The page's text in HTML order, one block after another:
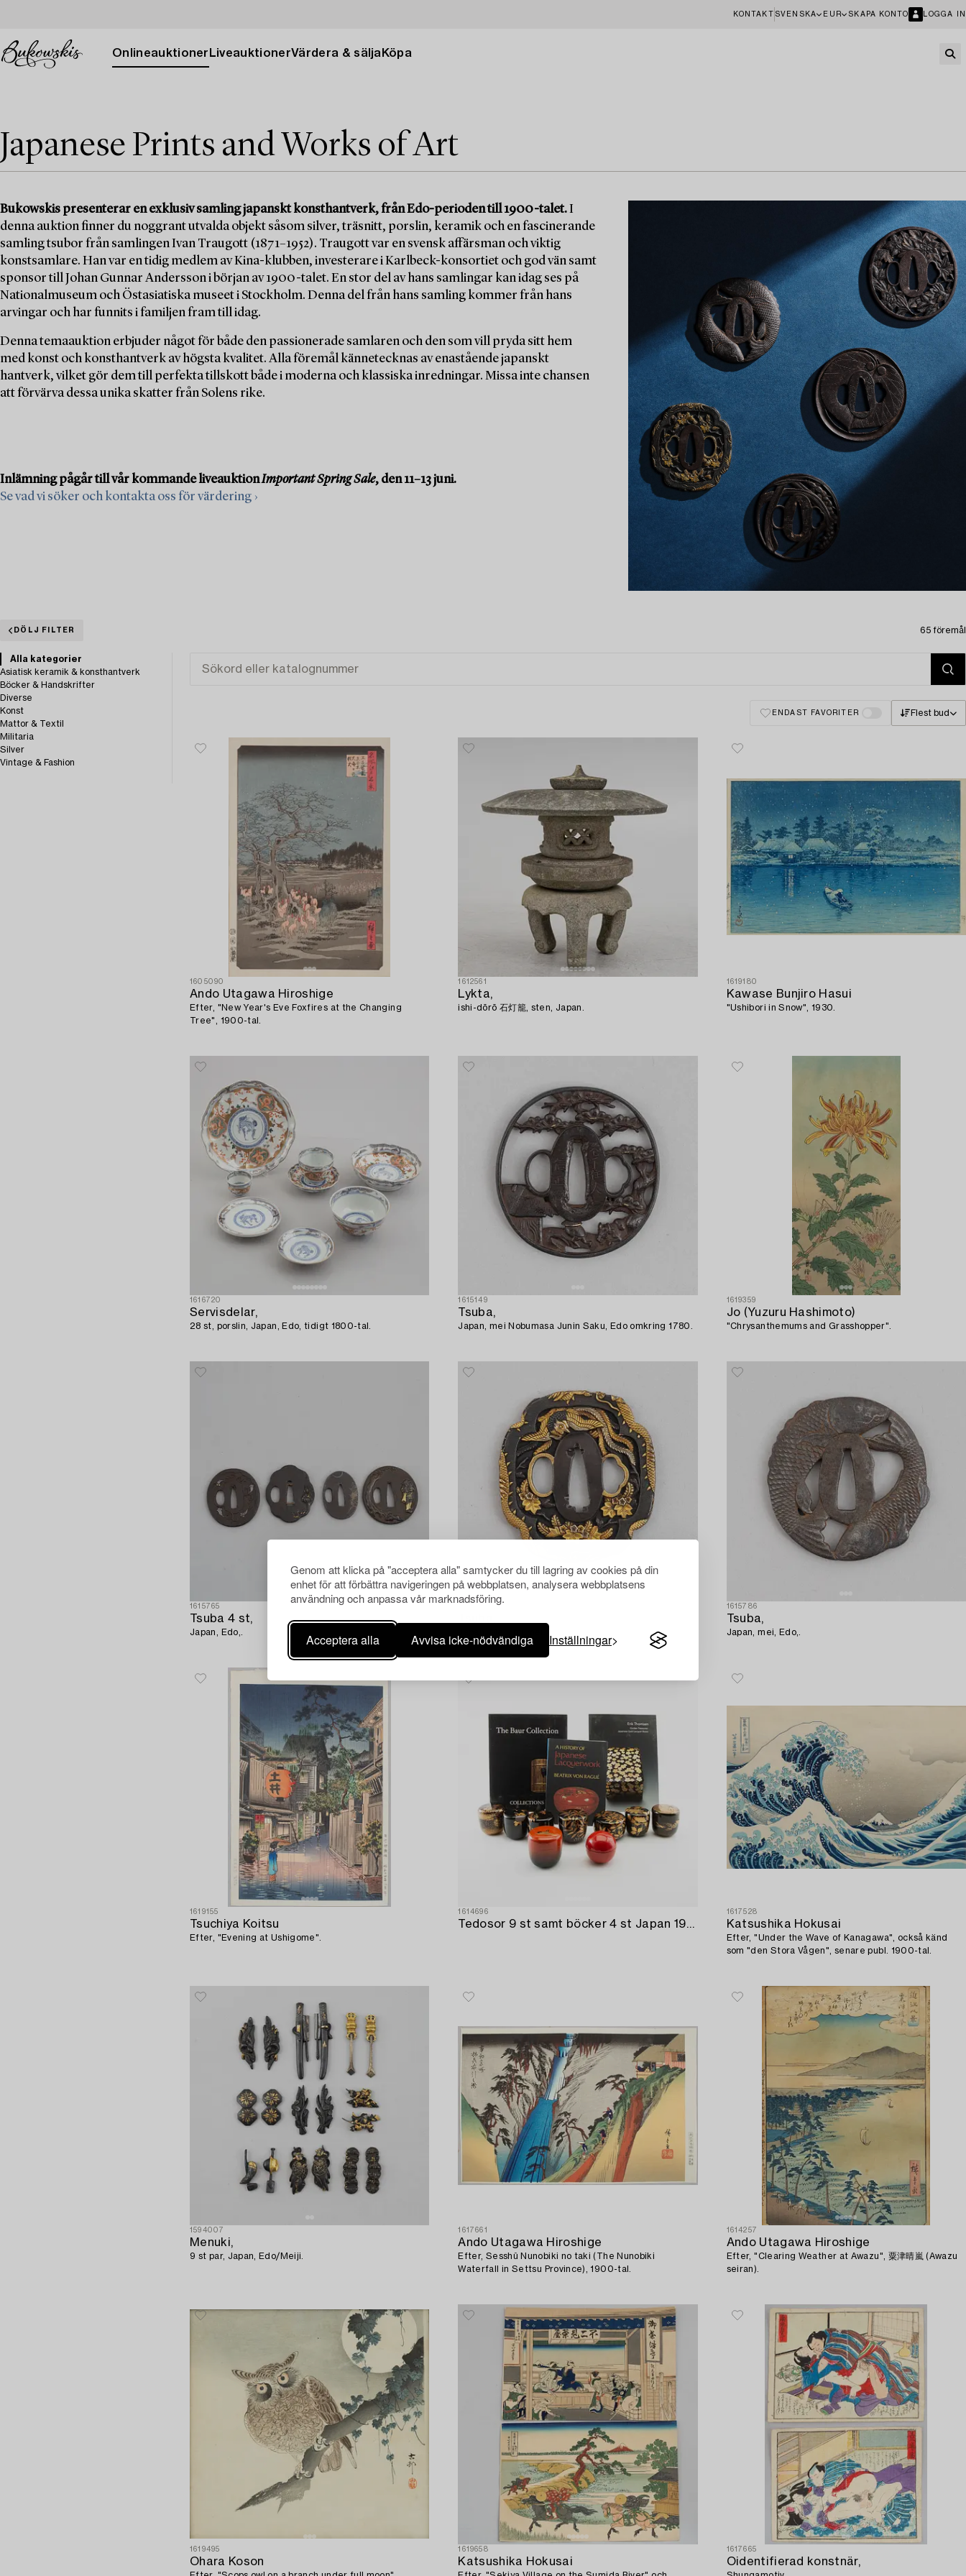
Genom att klicka på "acceptera alla" samtycker du till lagring av cookies på din
enhet för att förbättra navigeringen på webbplatsen, analysera webbplatsens
användning och anpassa vår marknadsföring.
Acceptera alla Avvisa icke-nödvändiga Inställningar
KONTAKT SVENSKA EUR SKAPA KONTO LOGGA IN
Onlineauktioner LiveauktionerVärdera & sälja Köpa
Japanese Prints and Works of Art
Bukowskis presenterar en exklusiv samling japanskt konsthantverk, från Edo-perioden till 1900-talet.I
denna auktion finner du noggrant utvalda objekt såsom silver, träsnitt, porslin, keramik och en fascinerande
samling tsubor från samlingen Ivan Traugott (1871–1952). Traugott var en svensk affärsman och viktig
konstsamlare. Han var en tidig medlem av Kina-klubben, investerare i Karlbeck-konsortiet och god vän samt
sponsor till Johan Gunnar Andersson i början av 1900-talet. En stor del av hans samlingar kan idag ses på
Nationalmuseum och Östasiatiska museet i Stockholm. Denna del från hans samling kommer från hans
arvingar och har funnits i familjen fram till idag.
Denna temaauktion erbjuder något för både den passionerade samlaren och den som vill pryda sitt hem
med konst och konsthantverk av högsta kvalitet. Alla föremål kännetecknas av enastående japanskt
hantverk, vilket gör dem till perfekta tillskott både i moderna och klassiska inredningar. Missa inte chansen
att förvärva dessa unika skatter från Solens rike.
Inlämning pågår till vår kommande liveauktionImportant Spring Sale, den 11–13 juni.
Se vad vi söker och kontakta oss för värdering ›
DÖLJ FILTER 65 föremål
Alla kategorier
Asiatisk keramik & konsthantverk
Böcker & Handskrifter
Diverse
Konst
Mattor & Textil
Militaria
Silver
Vintage & Fashion
ENDAST FAVORITER Flest bud
1605090
Ando Utagawa Hiroshige
Efter, "New Year's Eve Foxfires at the Changing
Tree", 1900-tal.
1612561
Lykta,
ishi-dōrō 石灯籠, sten, Japan.
1619180
Kawase Bunjiro Hasui
"Ushibori in Snow", 1930.
1616720
Servisdelar,
28 st, porslin, Japan, Edo, tidigt 1800-tal.
1615149
Tsuba,
Japan, mei Nobumasa Junin Saku, Edo omkring 1780.
1619359
Jo (Yuzuru Hashimoto)
"Chrysanthemums and Grasshopper".
1615765
Tsuba 4 st,
Japan, Edo,.
1615786
Tsuba,
Japan, mei, Edo,.
1619155
Tsuchiya Koitsu
Efter, "Evening at Ushigome".
1614696
Tedosor 9 st samt böcker 4 st Japan 1900-tal / 2000-tal.
1617528
Katsushika Hokusai
Efter, "Under the Wave of Kanagawa", också känd
som "den Stora Vågen", senare publ. 1900-tal.
1594007
Menuki,
9 st par, Japan, Edo/Meiji.
1617661
Ando Utagawa Hiroshige
Efter, Sesshû Nunobiki no taki (The Nunobiki
Waterfall in Settsu Province), 1900-tal.
1614257
Ando Utagawa Hiroshige
Efter, "Clearing Weather at Awazu", 粟津晴嵐 (Awazu
seiran).
1619495
Ohara Koson
1619658
Katsushika Hokusai
1617665
Oidentifierad konstnär,